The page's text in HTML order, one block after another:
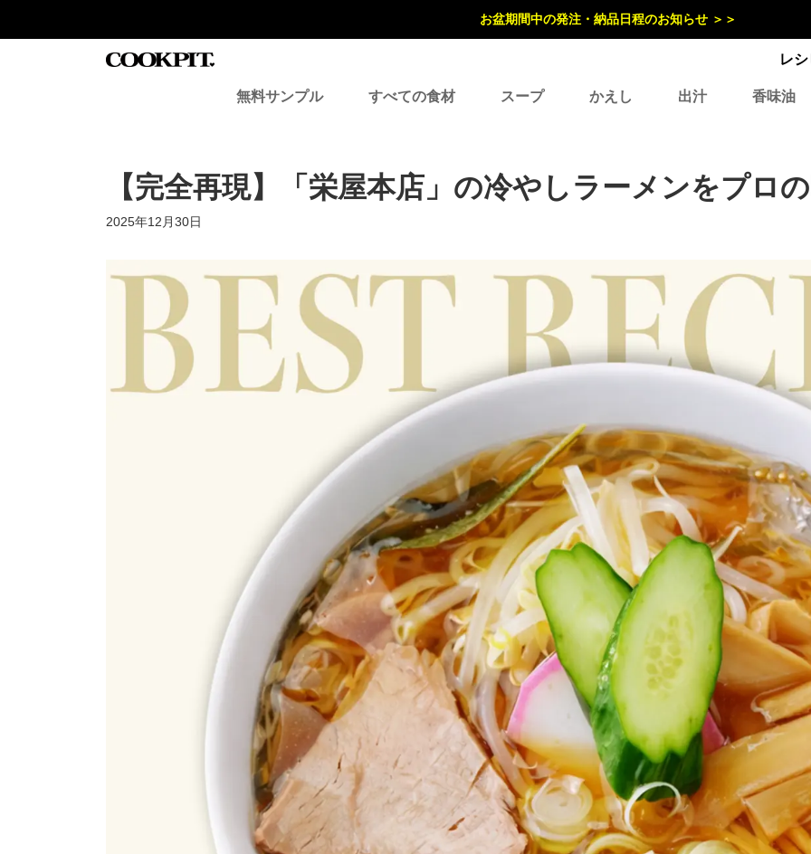
お盆期間中の発注・納品日程のお知らせ ＞＞
レ
無料サンプル すべての食材 スープ かえし 出汁 香味油
【完全再現】「栄屋本店」の冷やしラーメンをプロ
最
2025年12月30日